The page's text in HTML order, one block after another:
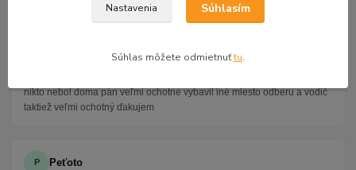
nikto nebol doma pán veľmi ochotne vybavil iné miesto odberu a vodič
taktiež veľmi ochotný ďakujem
P Peťoto
Nastavenia Súhlasím
Súhlas môžete odmietnuťtu.